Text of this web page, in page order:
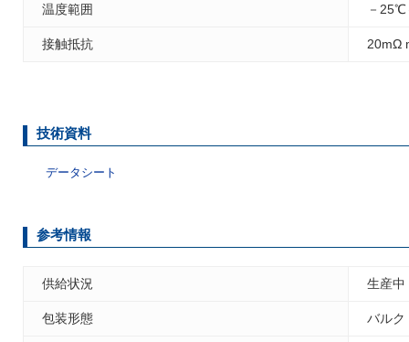
温度範囲 －
接触抵抗 20mΩ
技術資料
データシート
参考情報
供給状況 生産中
包装形態 バルク